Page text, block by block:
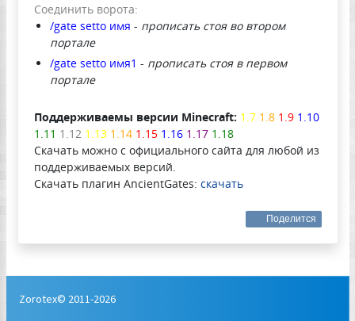
Соединить ворота:
/gate setto имя - прописать стоя во втором
портале
/gate setto имя1 - прописать стоя в первом
портале
Поддерживаемы версии Minecraft: 1.7 1.8 1.9 1.10
1.11 1.12 1.13 1.14 1.15 1.16 1.17 1.18
Скачать можно с официального сайта для любой из
поддерживаемых версий.
Скачать плагин AncientGates: скачать
Поделится
Zorotex© 2011-2026